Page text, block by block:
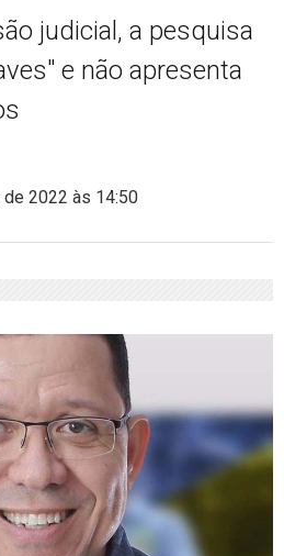
judicial, a pesquisa
e não apresenta
de 2022 às 14:50